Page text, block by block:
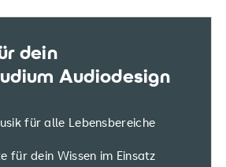
dein
Audiodesign
für alle Lebensbereiche
für dein Wissen im Einsatz